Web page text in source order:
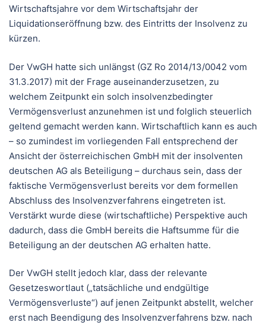
Wirtschaftsjahre vor dem Wirtschaftsjahr der
Liquidationseröffnung bzw. des Eintritts der Insolvenz zu
kürzen.
Der VwGH hatte sich unlängst (GZ Ro 2014/13/0042 vom
31.3.2017) mit der Frage auseinanderzusetzen, zu
welchem Zeitpunkt ein solch insolvenzbedingter
Vermögensverlust anzunehmen ist und folglich steuerlich
geltend gemacht werden kann. Wirtschaftlich kann es auch
– so zumindest im vorliegenden Fall entsprechend der
Ansicht der österreichischen GmbH mit der insolventen
deutschen AG als Beteiligung – durchaus sein, dass der
faktische Vermögensverlust bereits vor dem formellen
Abschluss des Insolvenzverfahrens eingetreten ist.
Verstärkt wurde diese (wirtschaftliche) Perspektive auch
dadurch, dass die GmbH bereits die Haftsumme für die
Beteiligung an der deutschen AG erhalten hatte.
Der VwGH stellt jedoch klar, dass der relevante
Gesetzeswortlaut („tatsächliche und endgültige
Vermögensverluste“) auf jenen Zeitpunkt abstellt, welcher
erst nach Beendigung des Insolvenzverfahrens bzw. nach